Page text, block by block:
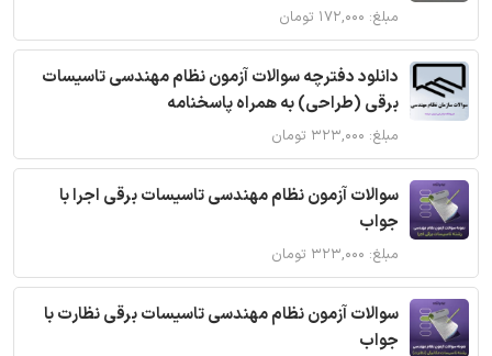
مبلغ: ۱۷۲,۰۰۰ تومان
دانلود دفترچه سوالات آزمون نظام مهندسی تاسیسات
برقی (طراحی) به همراه پاسخنامه
مبلغ: ۳۲۳,۰۰۰ تومان
سوالات آزمون نظام مهندسی تاسیسات برقی اجرا با
جواب
مبلغ: ۳۲۳,۰۰۰ تومان
سوالات آزمون نظام مهندسی تاسیسات برقی نظارت با
جواب